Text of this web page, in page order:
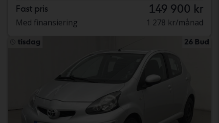
Fast pris 149 900 kr
Med finansiering 1 278 kr/månad
tisdag 26 Bud